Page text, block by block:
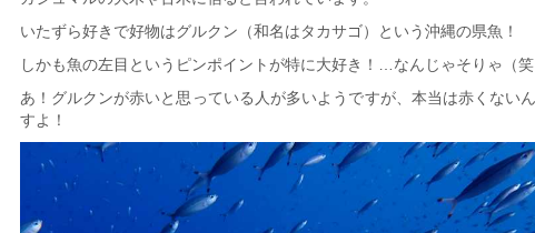
いたずら好きで好物はグルクン（和名はタカサゴ）という沖縄の県魚！
しかも魚の左目というピンポイントが特に大好き！…なんじゃそりゃ（
あ！グルクンが赤いと思っている人が多いようですが、本当は赤くない
すよ！